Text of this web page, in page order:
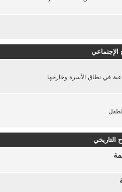
الإجتماعي
في نطاق الأسرة وخارجها
التاريخي